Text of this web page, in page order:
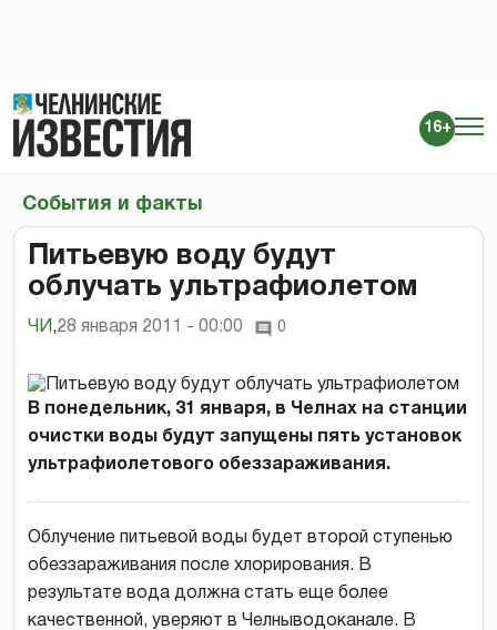
16+
События и факты
Питьевую воду будут
облучать ультрафиолетом
ЧИ ,28 января 2011 - 00:00 0
В понедельник, 31 января, в Челнах на станции
очистки воды будут запущены пять установок
ультрафиолетового обеззараживания.
Облучение питьевой воды будет второй ступенью
обеззараживания после хлорирования. В
результате вода должна стать еще более
качественной, уверяют в Челныводоканале. В